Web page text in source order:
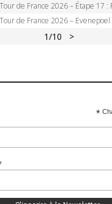
Tour de France 2026 – Étape 17 : Pedersen peut-il verrouiller le maillot
Tour de France 2026 – Evenepoel écrase le chrono d’Évian, Seixas 4e,
1/10 >
*